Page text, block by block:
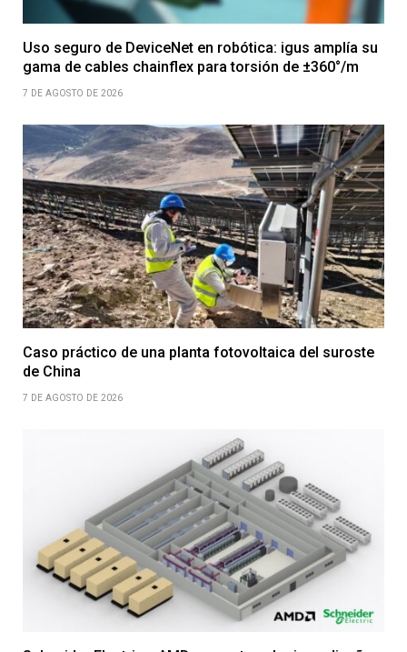
Uso seguro de DeviceNet en robótica: igus amplía su
gama de cables chainflex para torsión de ±360°/m
7 DE AGOSTO DE 2026
Caso práctico de una planta fotovoltaica del suroste
de China
7 DE AGOSTO DE 2026